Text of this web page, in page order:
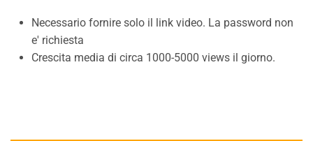
Necessario fornire solo il link video. La password non
e' richiesta
Crescita media di circa 1000-5000 views il giorno.